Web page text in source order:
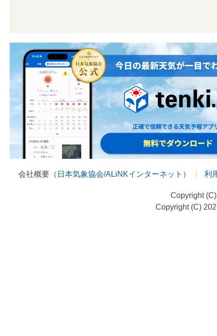
会社概要（ 日本気象協会/ALiNKインターネット ） 利
Copyright
Copyright (C)